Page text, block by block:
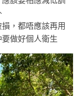
，都唔應該再用
做好個人衛生